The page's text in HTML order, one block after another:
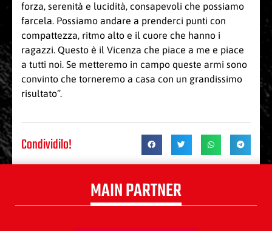
forza, serenità e lucidità, consapevoli che possiamo
farcela. Possiamo andare a prenderci punti con
compattezza, ritmo alto e il cuore che hanno i
ragazzi. Questo è il Vicenza che piace a me e piace
a tutti noi. Se metteremo in campo queste armi sono
convinto che torneremo a casa con un grandissimo
risultato”.
Condividilo!
MAIN PARTNER